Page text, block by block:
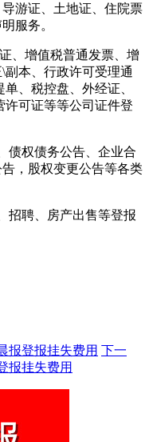
游证、土地证、住院票
服务。
、增值税普通发票、增
本、行政许可受理通
、税控盘、外经证、
许可证等等公司证件登
债权债务公告、企业合
，股权变更公告等各类
招聘、房产出售等登报
报登报挂失费用 下一
报挂失费用